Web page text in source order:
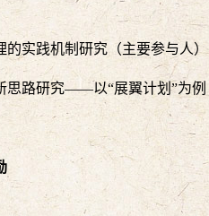
的实践机制研究（主要参与人）
思路研究——以“展翼计划”为例